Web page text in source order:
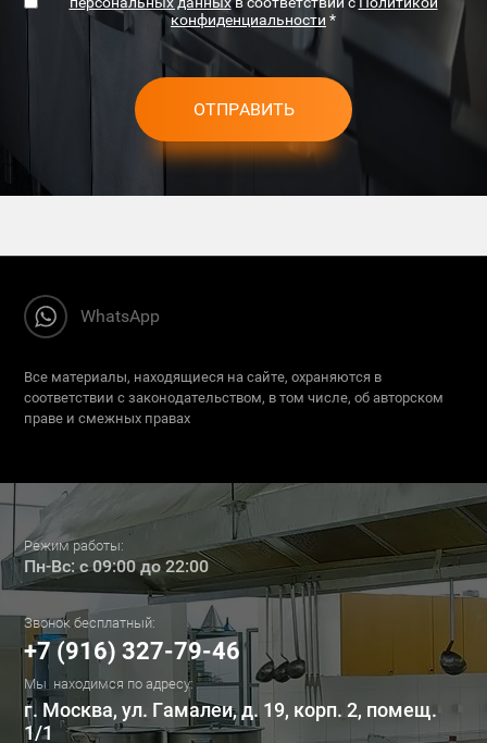
конфиденциальности *
ОТПРАВИТЬ
WhatsApp
Все материалы, находящиеся на сайте, охраняются в
соответствии с законодательством, в том числе, об авторском
праве и смежных правах
Режим работы:
Пн-Вс: с 09:00 до 22:00
Звонок бесплатный:
+7 (916) 327-79-46
Мы находимся по адресу:
г. Москва, ул. Гамалеи, д. 19, корп. 2, помещ.
1/1